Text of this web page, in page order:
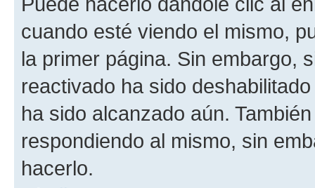
cuando esté viendo el mismo,
la primer página. Sin embargo,
reactivado ha sido
ha sido alcanzado aún.
respondiendo al mismo, sin
hacerlo.